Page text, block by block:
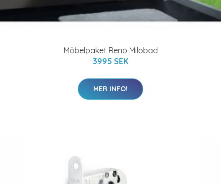
Möbelpaket Reno Milobad
3995 SEK
MER INFO!